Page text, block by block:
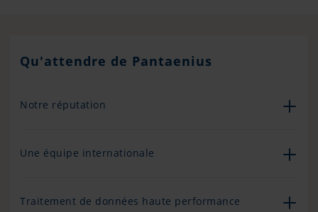
Qu'attendre de Pantaenius
Notre réputation
Une équipe internationale
Traitement de données haute performance